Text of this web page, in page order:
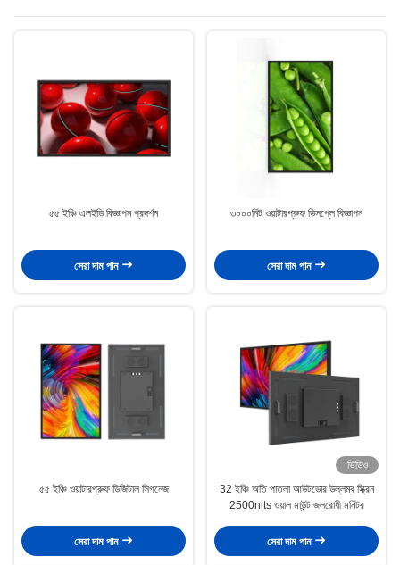
৫৫ ইঞ্চি এলইডি বিজ্ঞাপন প্রদর্শন
সেরা দাম পান
৩০০০নিট ওয়াটারপ্রুফ ডিসপ্লে বিজ্ঞাপন
সেরা দাম পান
৫৫ ইঞ্চি ওয়াটারপ্রুফ ডিজিটাল সিগনেজ
সেরা দাম পান
ভিডিও
32 ইঞ্চি অতি পাতলা আউটডোর উল্লম্ব স্ক্রিন
2500nits ওয়াল মাউন্ট জলরোধী মনিটর
সেরা দাম পান